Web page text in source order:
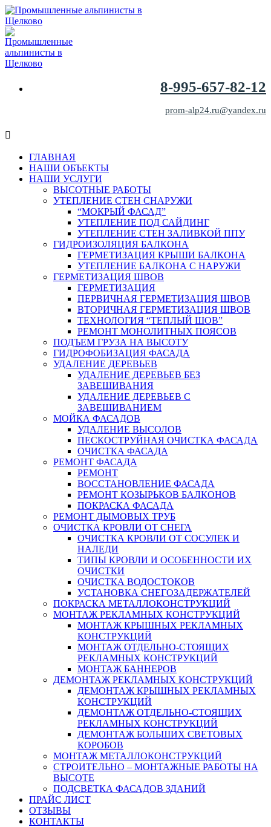
8-995-657-82-12
prom-alp24.ru@yandex.ru
ГЛАВНАЯ
НАШИ ОБЪЕКТЫ
НАШИ УСЛУГИ
ВЫСОТНЫЕ РАБОТЫ
УТЕПЛЕНИЕ СТЕН СНАРУЖИ
“МОКРЫЙ ФАСАД”
УТЕПЛЕНИЕ ПОД САЙДИНГ
УТЕПЛЕНИЕ СТЕН ЗАЛИВКОЙ ППУ
ГИДРОИЗОЛЯЦИЯ БАЛКОНА
ГЕРМЕТИЗАЦИЯ КРЫШИ БАЛКОНА
УТЕПЛЕНИЕ БАЛКОНА С НАРУЖИ
ГЕРМЕТИЗАЦИЯ ШВОВ
ГЕРМЕТИЗАЦИЯ
ПЕРВИЧНАЯ ГЕРМЕТИЗАЦИЯ ШВОВ
ВТОРИЧНАЯ ГЕРМЕТИЗАЦИЯ ШВОВ
ТЕХНОЛОГИЯ “ТЕПЛЫЙ ШОВ”
РЕМОНТ МОНОЛИТНЫХ ПОЯСОВ
ПОДЪЕМ ГРУЗА НА ВЫСОТУ
ГИДРОФОБИЗАЦИЯ ФАСАДА
УДАЛЕНИЕ ДЕРЕВЬЕВ
УДАЛЕНИЕ ДЕРЕВЬЕВ БЕЗ
ЗАВЕШИВАНИЯ
УДАЛЕНИЕ ДЕРЕВЬЕВ С
ЗАВЕШИВАНИЕМ
МОЙКА ФАСАДОВ
УДАЛЕНИЕ ВЫСОЛОВ
ПЕСКОСТРУЙНАЯ ОЧИСТКА ФАСАДА
ОЧИСТКА ФАСАДА
РЕМОНТ ФАСАДА
РЕМОНТ
ВОССТАНОВЛЕНИЕ ФАСАДА
РЕМОНТ КОЗЫРЬКОВ БАЛКОНОВ
ПОКРАСКА ФАСАДА
РЕМОНТ ДЫМОВЫХ ТРУБ
ОЧИСТКА КРОВЛИ ОТ СНЕГА
ОЧИСТКА КРОВЛИ ОТ СОСУЛЕК И
НАЛЕДИ
ТИПЫ КРОВЛИ И ОСОБЕННОСТИ ИХ
ОЧИСТКИ
ОЧИСТКА ВОДОСТОКОВ
УСТАНОВКА СНЕГОЗАДЕРЖАТЕЛЕЙ
ПОКРАСКА МЕТАЛЛОКОНСТРУКЦИЙ
МОНТАЖ РЕКЛАМНЫХ КОНСТРУКЦИЙ
МОНТАЖ КРЫШНЫХ РЕКЛАМНЫХ
КОНСТРУКЦИЙ
МОНТАЖ ОТДЕЛЬНО-СТОЯЩИХ
РЕКЛАМНЫХ КОНСТРУКЦИЙ
МОНТАЖ БАННЕРОВ
ДЕМОНТАЖ РЕКЛАМНЫХ КОНСТРУКЦИЙ
ДЕМОНТАЖ КРЫШНЫХ РЕКЛАМНЫХ
КОНСТРУКЦИЙ
ДЕМОНТАЖ ОТДЕЛЬНО-СТОЯЩИХ
РЕКЛАМНЫХ КОНСТРУКЦИЙ
ДЕМОНТАЖ БОЛЬШИХ СВЕТОВЫХ
КОРОБОВ
МОНТАЖ МЕТАЛЛОКОНСТРУКЦИЙ
СТРОИТЕЛЬНО – МОНТАЖНЫЕ РАБОТЫ НА
ВЫСОТЕ
ПОДСВЕТКА ФАСАДОВ ЗДАНИЙ
ПРАЙС ЛИСТ
ОТЗЫВЫ
КОНТАКТЫ